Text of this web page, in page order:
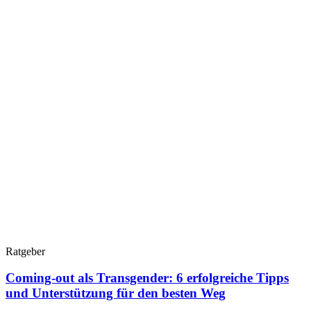
Ratgeber
Coming-out als Transgender: 6 erfolgreiche Tipps
und Unterstützung für den besten Weg